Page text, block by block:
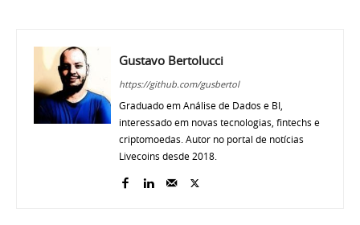
Gustavo Bertolucci
https://github.com/gusbertol
Graduado em Análise de Dados e BI,
interessado em novas tecnologias, fintechs e
criptomoedas. Autor no portal de notícias
Livecoins desde 2018.